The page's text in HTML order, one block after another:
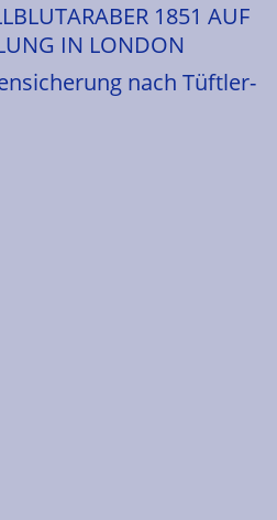
1851 AUF
IN LONDON
nach Tüftler-